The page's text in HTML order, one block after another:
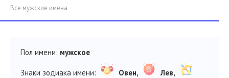
Все мужские имена
Пол имени: мужское
Знаки зодиака имени: Овен,
Лев,